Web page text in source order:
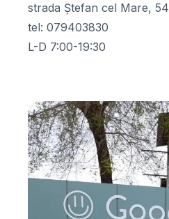
strada Ștefan cel Mare, 54
tel: 079403830
L-D 7:00-19:30